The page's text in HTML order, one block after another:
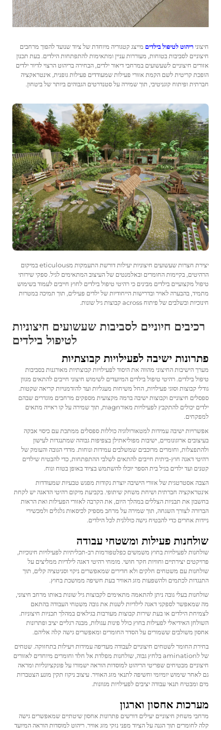
חיצוניריהוט לטיפול בילדים מייצג קטגוריה מיוחדת של ציוד שנועד להפוך מרחבים
חיצוניים לסביבות בטוחות, מעוררות עניין ומתאימות להתפתחות הילדים. בעת תכנון
אזורים חיצוניים לשעשועים במרחבי דיאור ילדים, הבחירה בריהוט הרצוי לדיור ילדים
הופכת קריטית לשם הקמת אזורי פעילות שמעודדים פעילות גופנית, אינטראקציה
חברתית ופיתוח קוגניטיבי, תוך שמירה על סטנדרטים הגבוהים ביותר של ביטחון.
יצירת חצרות שעשועים חיצוניות יעילות דורשת התעמקות מeticulous במיקום
הרהיטים, בקיימות החומרים ובאלמנטים של העיצוב המתאימים לגיל. ספקי שירותי
טיפול מקצועיים בילדים מבינים כי רהיטי טיפול בילדים לחוץ חייבים לעמוד בשימוש
מתמיד, בהבערה לאויר ובדרישות הייחודיות של ילדים פעילים, תוך תמיכה במטרות
חינוכיות ובשלבים של פיתוח across קבוצות גיל שונות.
רכיבים חיוניים לסביבות שעשועים חיצוניות
לטיפול בילדים
פתרונות ישיבה לפעילויות קבוצתיות
מערך הישיבות החיצוני מהווה את היסוד לפעילויות קבוצתיות מאורגנות בסביבות
טיפול בילדים. רהיטי טיפול בילדים המיועדים לשימוש חיצוני חייבים להתאים מגוון
גודלי קבוצות וסוגי פעילויות, החל משיחות מעגליות ועד להזדמנויות קריאה שקטות.
ספסלים חיצוניים וקבוצות ישיבה ברמה מקצועית מספקים מרחבים מוגדרים שבהם
ילדים יכולים להתקבץ לפעילויות מאורagnות, תוך שמירה על קו ראייה מתאים
למפקחים.
אפשרויות ישיבה עמידות למטאורולוגיה כוללות ספסלים ממתכת עם כיסוי אבקה
בעיצובים ארוגונומיים, ישיבות מפוליאתילן בצפיפות גבוהה שמתנגדות לעישון
ולהתפצלות, וחומרים מרוכבים שמשלבים עמידות ונוחות. מדדי הגובה והעומק של
רהיטי דאגה חוץ-ביתית חייבים להתאים לשלבי ההתפתחות, כדי להבטיח שילדים
קטנים ועד ילדים בגיל בית הספר יוכלו להשתמש בציוד באופן בטוח ונוח.
הצבה אסטרטגית של אזורי הישיבה יוצרת נקודות מפגש טבעיות שמעודדות
אינטראקציה חברתית ושיחת משחק שיתופי. בקביעת מיקום רהיטי הדאגה יש לקחת
בחשבון את תבניות הצללים במהלך היום, את הקרבה לאזורי הפעילות ואת הראות
הברורה לצורך השגחה, תוך שמירה על מרחב מספיק לכיסאות גלגלים ולמכשירי
ניידות אחרים כדי להבטיח גישה כוללנית לכל הילדים.
שולחנות פעילות ומשטחי עבודה
שולחנות לפעילויות בחוץ משמשים כפלטפורמות רב-תכליתיות לפעילויות חינוכיות,
פרויקטים יצירתיים וחוויות חקר חושי. מומחי רהיטי דאגה לילדיות ממליצים על
שולחנות עם משטחים חלקים ולא חדירים שמאפשרים ניקוי וסניטציה קלים, תוך
התנגדות לכתמים ולהשפעות מזג האוויר בעת חשיפה ממושכת בחוץ.
שולחנות בעלי גובה ניתן להתאמה מתאימים לקבוצות גיל שונות באותו מרחב חיצוני,
מה שמאפשר לספקני דאגה לילדיות לשנות את גובה משטחי העבודה בהתאם
לצמיחת הילדים או בעת שירות קבוצות מעורבות בגילאים במהלך תכניות חיצוניות.
השולחן האידיאלי לפעילות בחוץ כולל פינות עגולות, מבנה רגליים יציב ופתרונות
אחסון משולבים ששמורים על הסדר החומרים ומאפשרים גישה קלה אליהם.
בחירת החומר לשטחים חיצוניים לעבודה מעדיפה עמידות ויעילות בתחזוקה. שטחים
של לamination בלחץ גבוה, שולחנות מפלדת אל חלד וחומרים מיוחדים לאזורים
חיצוניים מבטיחים שפריטי הריהוט למוסדות הוראה ישמורו על פונקציונליות ומראה
גם לאחר שימוש יומיומי וחשיפה לתנאי מזג האוויר. עיצוב ניקוז תקין מונע הצטברות
מים ומבטיח תנאי עבודה יציבים לפעילויות מגוונות.
מערכות אחסון וארגון
מרחבי משחק חיצוניים יעילים דורשים פתרונות אחסון שיטתיים שמאפשרים גישה
קלה לחומרים תוך הגנה על הציוד מפני נזקי מזג אוויר. ריהוט למוסדות הוראה המיועד